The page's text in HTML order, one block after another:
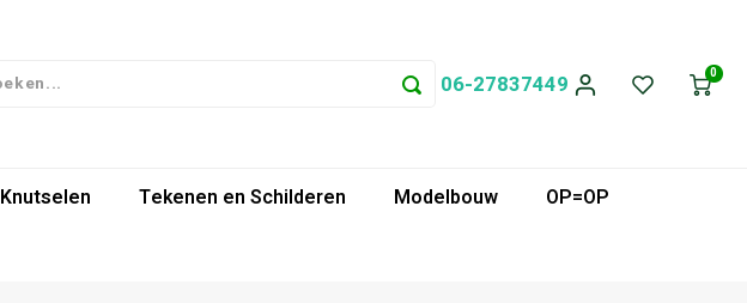
06-27837449 0
Knutselen Tekenen en Schilderen Modelbouw
OP=OP